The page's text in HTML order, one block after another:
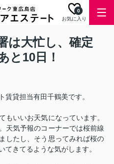
お気に入り
0
は大忙し、確定
と10日！
貸担当有田千鶴美です。
もいいお天気になっています。
天気予報のコーナーでは桜前線
したし、そう思ってみれば桜の
てきてるような気がします。